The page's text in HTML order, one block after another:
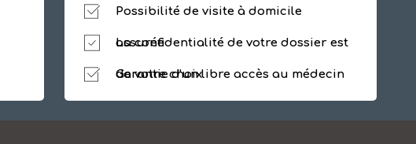
Possibilité de visite à domicile
La confidentialité de votre dossier est assurée
Garantie d'un libre accès au médecin de votre choix